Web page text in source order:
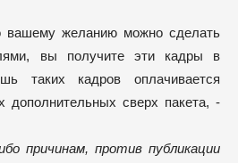
желанию можно сделать
вы получите эти кадры в
таких кадров оплачивается
дополнительных сверх пакета, -
причинам, против публикации